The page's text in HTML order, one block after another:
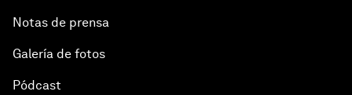
Notas de prensa
Galería de fotos
Pódcast